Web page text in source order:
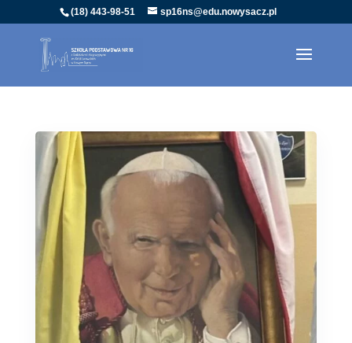
(18) 443-98-51 sp16ns@edu.nowysacz.pl